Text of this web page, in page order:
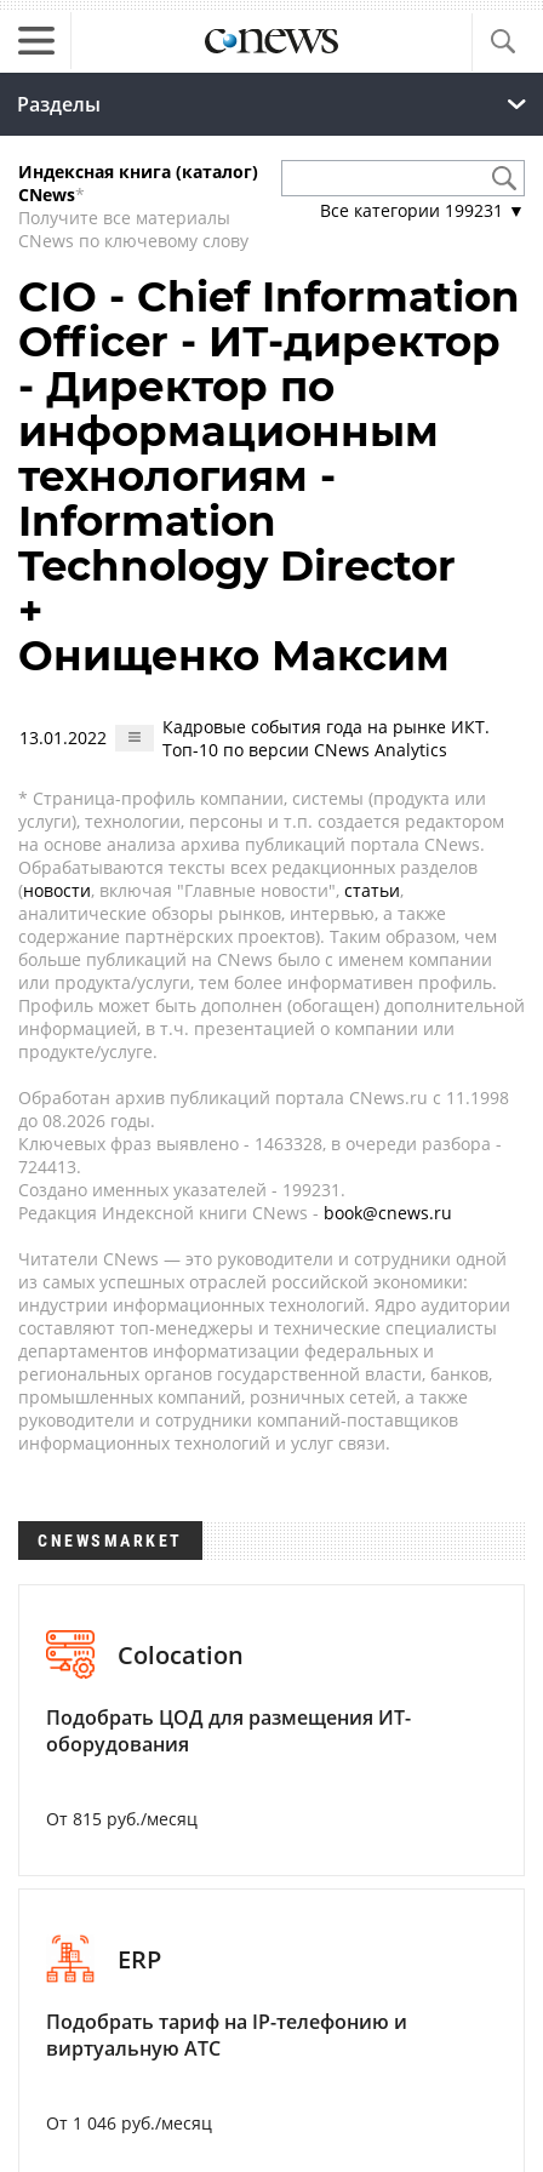
Разделы
Индексная книга (каталог)
CNews*
Получите все материалы
CNews по ключевому слову
Все категории 199231 ▼
CIO - Chief Information
Officer - ИТ-директор
- Директор по
информационным
технологиям -
Information
Technology Director
+
Онищенко Максим
13.01.2022
Кадровые события года на рынке ИКТ.
Топ-10 по версии CNews Analytics
* Страница-профиль компании, системы (продукта или
услуги), технологии, персоны и т.п. создается редактором
на основе анализа архива публикаций портала CNews.
Обрабатываются тексты всех редакционных разделов
(новости, включая "Главные новости", статьи,
аналитические обзоры рынков, интервью, а также
содержание партнёрских проектов). Таким образом, чем
больше публикаций на CNews было с именем компании
или продукта/услуги, тем более информативен профиль.
Профиль может быть дополнен (обогащен) дополнительной
информацией, в т.ч. презентацией о компании или
продукте/услуге.
Обработан архив публикаций портала CNews.ru c 11.1998
до 08.2026 годы.
Ключевых фраз выявлено - 1463328, в очереди разбора -
724413.
Создано именных указателей - 199231.
Редакция Индексной книги CNews - book@cnews.ru
Читатели CNews — это руководители и сотрудники одной
из самых успешных отраслей российской экономики:
индустрии информационных технологий. Ядро аудитории
составляют топ-менеджеры и технические специалисты
департаментов информатизации федеральных и
региональных органов государственной власти, банков,
промышленных компаний, розничных сетей, а также
руководители и сотрудники компаний-поставщиков
информационных технологий и услуг связи.
CNEWSMARKET
Colocation
Подобрать ЦОД для размещения ИТ-
оборудования
От 815 руб./месяц
ERP
Подобрать тариф на IP-телефонию и
виртуальную АТС
От 1 046 руб./месяц